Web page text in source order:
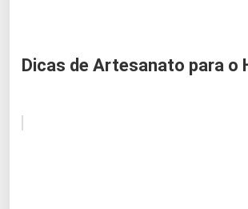
Dicas de Artesanato para o